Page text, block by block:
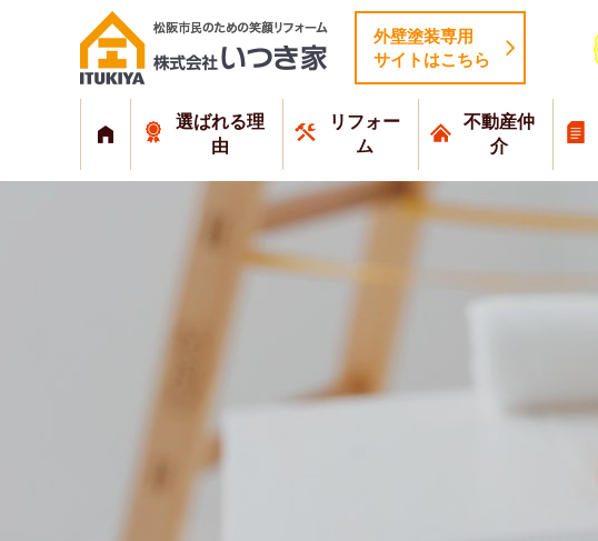
外壁塗装専用
サイトはこちら
選ばれる理
由
リフォー
ム
不動産仲
介